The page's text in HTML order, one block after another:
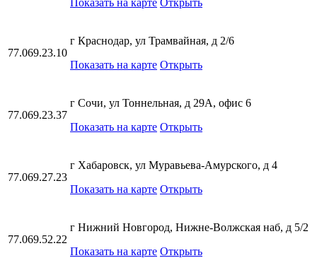
77.069.23.10
г Краснодар, ул Трамвайная, д 2/6
Показать на карте Открыть
77.069.23.37
г Сочи, ул Тоннельная, д 29А, офис 6
Показать на карте Открыть
77.069.27.23
г Хабаровск, ул Муравьева-Амурского, д 4
Показать на карте Открыть
77.069.52.22
г Нижний Новгород, Нижне-Волжская наб, д 5/2
Показать на карте Открыть